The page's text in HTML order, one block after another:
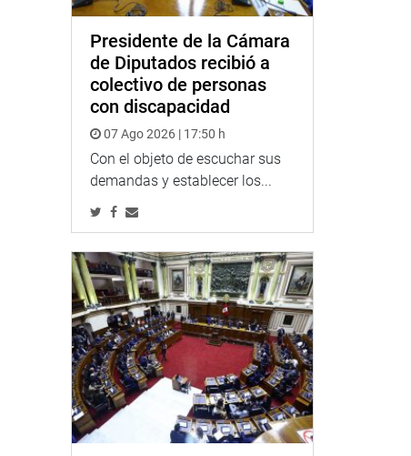
Presidente de la Cámara
de Diputados recibió a
colectivo de personas
con discapacidad
07 Ago 2026 | 17:50 h
Con el objeto de escuchar sus
demandas y establecer los...